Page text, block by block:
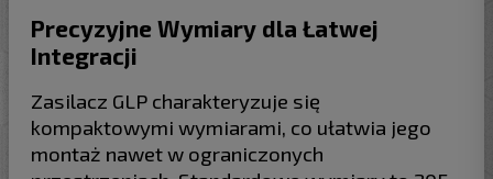
Precyzyjne Wymiary dla Łatwej
Integracji
Zasilacz GLP charakteryzuje się
kompaktowymi wymiarami, co ułatwia jego
montaż nawet w ograniczonych